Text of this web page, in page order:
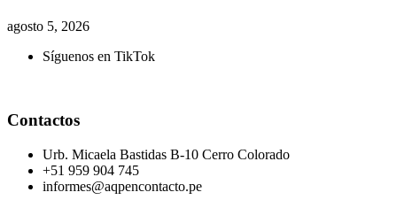
agosto 5, 2026
Síguenos en TikTok
Contactos
Urb. Micaela Bastidas B-10 Cerro Colorado
+51 959 904 745
informes@aqpencontacto.pe